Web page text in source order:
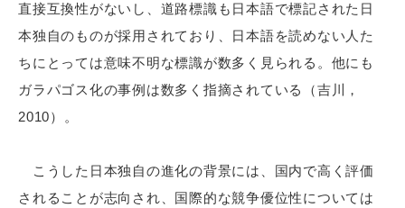
直接互換性がないし、道路標識も日本語で標記された日
本独自のものが採用されており、日本語を読めない人た
ちにとっては意味不明な標識が数多く見られる。他にも
ガラパゴス化の事例は数多く指摘されている（吉川，
2010）。
こうした日本独自の進化の背景には、国内で高く評価
されることが志向され、国際的な競争優位性については